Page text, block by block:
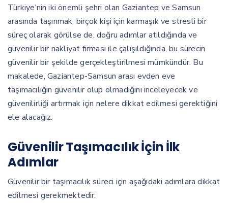
Türkiye’nin iki önemli şehri olan Gaziantep ve Samsun
arasında taşınmak, birçok kişi için karmaşık ve stresli bir
süreç olarak görülse de, doğru adımlar atıldığında ve
güvenilir bir nakliyat firması ile çalışıldığında, bu sürecin
güvenilir bir şekilde gerçekleştirilmesi mümkündür. Bu
makalede, Gaziantep-Samsun arası evden eve
taşımacılığın güvenilir olup olmadığını inceleyecek ve
güvenilirliği artırmak için nelere dikkat edilmesi gerektiğini
ele alacağız.
Güvenilir Taşımacılık İçin İlk
Adımlar
Güvenilir bir taşımacılık süreci için aşağıdaki adımlara dikkat
edilmesi gerekmektedir: